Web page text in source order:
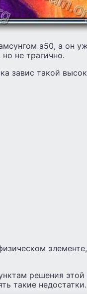
а50, а он
не трагично.
завис такой
решения
такие недостатки.